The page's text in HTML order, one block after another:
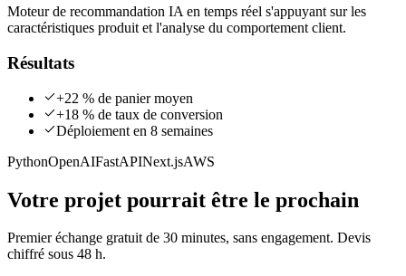
Moteur de recommandation IA en temps réel s'appuyant sur les
caractéristiques produit et l'analyse du comportement client.
Résultats
+22 % de panier moyen
+18 % de taux de conversion
Déploiement en 8 semaines
PythonOpenAIFastAPINext.jsAWS
Votre projet pourrait être le prochain
Premier échange gratuit de 30 minutes, sans engagement. Devis
chiffré sous 48 h.